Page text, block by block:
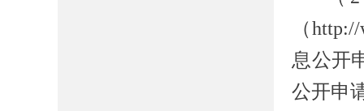
（
息公开
公开申